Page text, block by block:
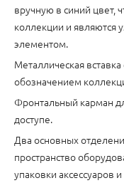
вручную в синий цвет,
коллекции и являются
элементом.
Металлическая
обозначением
Фронтальный карман
доступе.
Два основных
пространство
упаковки аксессуаров